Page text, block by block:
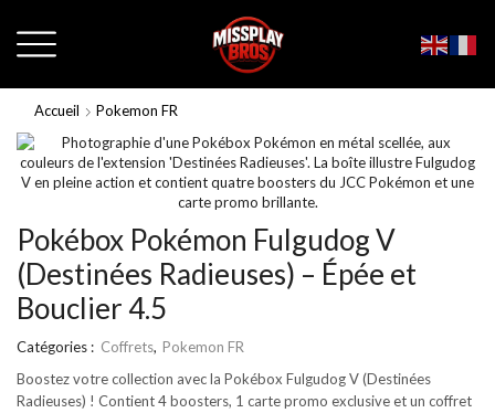
Accueil Pokemon FR
Pokébox Pokémon Fulgudog V
(Destinées Radieuses) – Épée et
Bouclier 4.5
Catégories : Coffrets, Pokemon FR
Boostez votre collection avec la Pokébox Fulgudog V (Destinées
Radieuses) ! Contient 4 boosters, 1 carte promo exclusive et un coffret